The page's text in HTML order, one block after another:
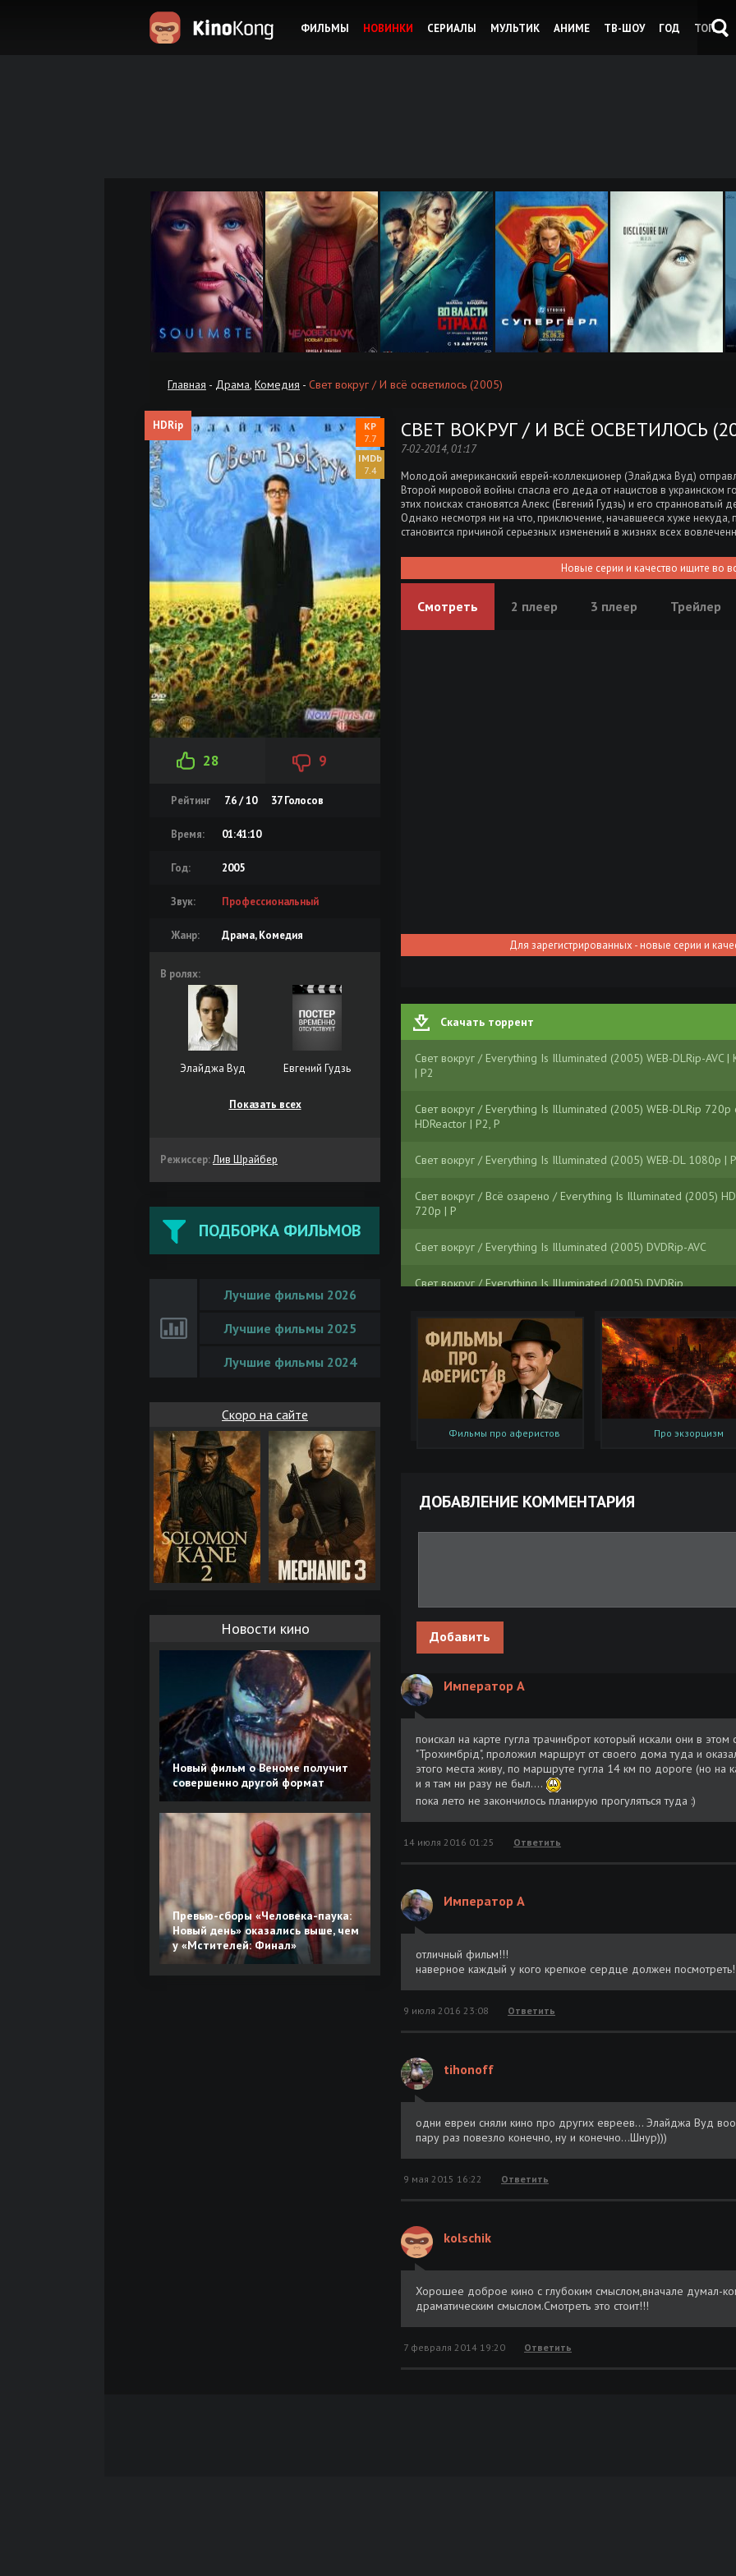
ФИЛЬМЫ НОВИНКИ СЕРИАЛЫ МУЛЬТИК АНИМЕ ТВ-ШОУ ГОД ТОП
Главная - Драма, Комедия - Свет вокруг / И всё осветилось (2005)
HDRip
7.7
7.4
28 9
Рейтинг 7.6 / 10 37Голосов
Время: 01:41:10
Год: 2005
Звук: Профессиональный
Жанр: Драма, Комедия
В ролях:
Элайджа Вуд Евгений Гудзь
Показать всех
Режиссер:Лив Шрайбер
ПОДБОРКА ФИЛЬМОВ
Лучшие фильмы 2026
Лучшие фильмы 2025
Лучшие фильмы 2024
Скоро на сайте
Новости кино
Новый фильм о Веноме получит
совершенно другой формат
Превью-сборы «Человека-паука:
Новый день» оказались выше, чем
у «Мстителей: Финал»
СВЕТ ВОКРУГ / И ВСЁ ОСВЕТИЛОСЬ
7-02-2014, 01:17
Молодой американский еврей-коллекционер (Элайджа Вуд)
Второй мировой войны спасла его деда от нацистов в украинском
этих поисках становятся Алекс (Евгений Гудзь) и его странноватый
Однако несмотря ни на что, приключение, начавшееся хуже некуда,
становится причиной серьезных изменений в жизнях всех
Новые серии и качество ищите во
Смотреть 2 плеер 3 плеер Трейлер
Для зарегистрированных - новые серии и
Скачать торрент
Свет вокруг / Everything Is Illuminated (2005) WEB-DLRip-AVC |
| P2
Свет вокруг / Everything Is Illuminated (2005) WEB-DLRip 720p
HDReactor | P2, P
Свет вокруг / Everything Is Illuminated (2005) WEB-DL 1080p |
Свет вокруг / Всё озарено / Everything Is Illuminated (2005)
720p | P
Свет вокруг / Everything Is Illuminated (2005) DVDRip-AVC
Свет вокруг / Everything Is Illuminated (2005) DVDRip
Свет Вокруг / Everything Is Illuminated (2005) DVDRip
Журнал | Вокруг света №6 (3016) (июль-август 2026) [PDF]
Журнал | Вокруг света №5 (3015) (июнь 2026) [PDF]
Журнал | Вокруг света №4 (3014) (май 2026) [PDF]
Журнал | Вокруг света №3 (3013) (апрель 2026) [PDF]
Журнал | Вокруг света №10 (3010) (декабрь 2025-январь 2026)
[PDF]
Журнал | Вокруг света №9 (3009) (ноябрь 2025) [PDF]
Журнал | Вокруг света №7 (3007) (сентябрь 2025) [PDF]
Жюль Верн | Вокруг света в восемьдесят дней (2022) [MP3,
Подшивка журналов | Вокруг света (1927..2007) [PDF]
[Обновляемая]
Журнал | Вокруг света №6 (3006) (июль-август 2025) [PDF]
Журнал | Вокруг света №5 (3005) (июнь 2025) [PDF]
Вокруг света за 80 дней / Around the World in 80 Days (2004)
Журнал | Вокруг света №4 (3004) (май 2025) [PDF]
Журнал | Вокруг света №3 (3003) (апрель 2025) [PDF]
Подшивка журналов | Путешествие вокруг света (2000-2001)
[PDF] [Обновляемая]
Фильмы про аферистов Про экзорцизм
ДОБАВЛЕНИЕ КОММЕНТАРИЯ
Добавить
Император А
поискал на карте гугла трачинброт который искали они в
"Трохимбрід", проложил маршрут от своего дома туда и
этого места живу, по маршруте гугла 14 км по дороге (но на
и я там ни разу не был....
пока лето не закончилось планирую прогуляться туда :)
14 июля 2016 01:25 Ответить
Император А
отличный фильм!!!
наверное каждый у кого крепкое сердце должен посмотреть!
9 июля 2016 23:08 Ответить
tihonoff
одни евреи сняли кино про других евреев... Элайджа Вуд
пару раз повезло конечно, ну и конечно...Шнур)))
9 мая 2015 16:22 Ответить
kolschik
Хорошее доброе кино с глубоким смыслом,вначале думал-
драматическим смыслом.Смотреть это стоит!!!
7 февраля 2014 19:20 Ответить